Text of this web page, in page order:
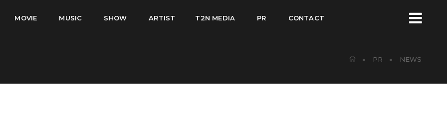
MOVIE MUSIC SHOW ARTIST T2N MEDIA PR CONTACT
PR NEWS